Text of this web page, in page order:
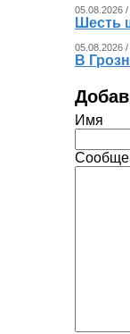
05.08.2026 /
Шесть
05.08.2026
В
Имя